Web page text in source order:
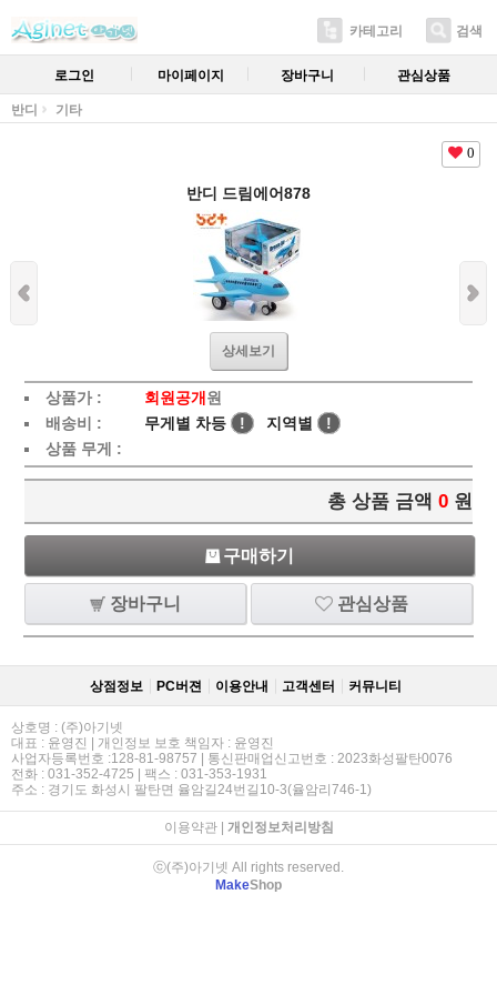
카테고리 검색
로그인 마이페이지 장바구니 관심상품
반디 기타
0
반디 드림에어878
상세보기
상품가 : 회원공개 원
배송비 :
무게별 차등 ! 지역별
!
상품 무게 :
총 상품 금액 0 원
구매하기
장바구니 관심상품
상점정보 PC버젼 이용안내 고객센터 커뮤니티
상호명 : (주)아기넷
대표 : 윤영진 | 개인정보 보호 책임자 : 윤영진
사업자등록번호 :128-81-98757 | 통신판매업신고번호 : 2023화성팔탄0076
전화 : 031-352-4725 | 팩스 : 031-353-1931
주소 : 경기도 화성시 팔탄면 율암길24번길10-3(율암리746-1)
이용약관| 개인정보처리방침
ⓒ(주)아기넷 All rights reserved.
MakeShop